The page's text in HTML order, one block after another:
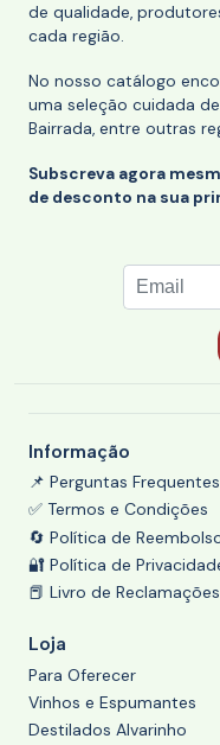
de qualidade,
cada região.
No nosso catálogo
uma seleção cuidada
Bairrada, entre outras
Subscreva agora
de desconto na sua
Informação
📌 Perguntas Frequentes
✅ Termos e Condições
🔄 Política de
🔐 Política de
📕 Livro de Reclamações
Loja
Para Oferecer
Vinhos e Espumantes
Destilados Alvarinho